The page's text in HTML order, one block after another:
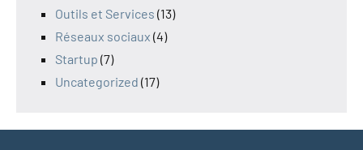
Outils et Services (13)
Réseaux sociaux (4)
Startup (7)
Uncategorized (17)